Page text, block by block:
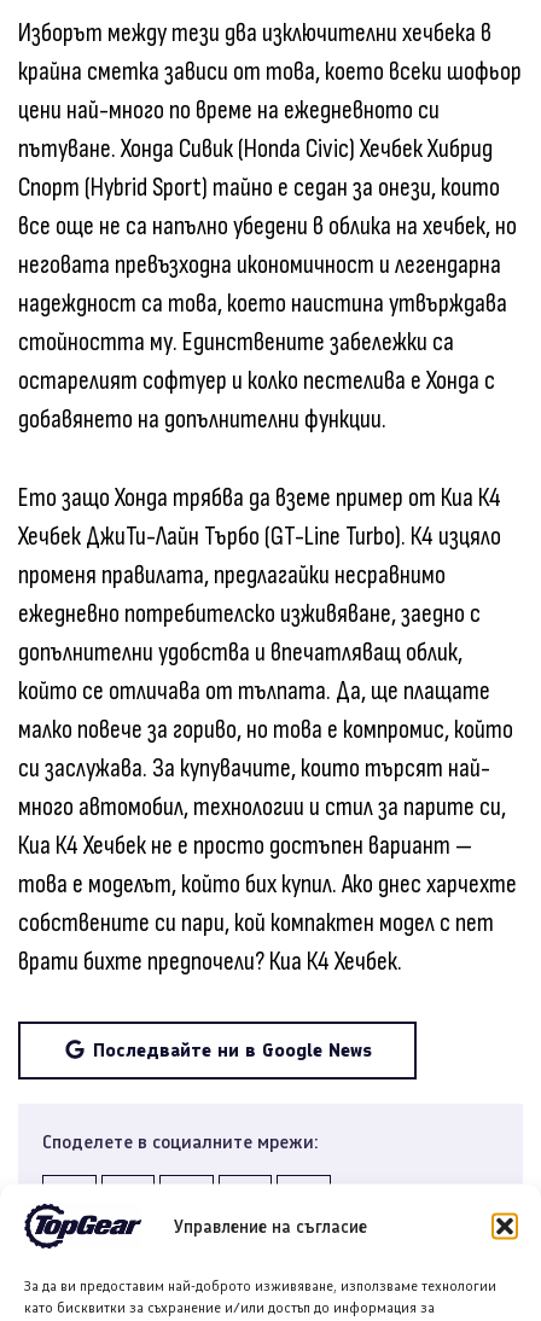
Управление на съгласие
За да ви предоставим най-доброто изживяване, използваме технологии
като бисквитки за съхранение и/или достъп до информация за
Изборът между тези два изключителни хечбека в
крайна сметка зависи от това, което всеки шофьор
цени най-много по време на ежедневното си
пътуване. Хонда Сивик (Honda Civic) Хечбек Хибрид
Спорт (Hybrid Sport) тайно е седан за онези, които
все още не са напълно убедени в облика на хечбек, но
неговата превъзходна икономичност и легендарна
надеждност са това, което наистина утвърждава
стойността му. Единствените забележки са
остарелият софтуер и колко пестелива е Хонда с
добавянето на допълнителни функции.
Ето защо Хонда трябва да вземе пример от Киа К4
Хечбек ДжиТи-Лайн Търбо (GT-Line Turbo). К4 изцяло
променя правилата, предлагайки несравнимо
ежедневно потребителско изживяване, заедно с
допълнителни удобства и впечатляващ облик,
който се отличава от тълпата. Да, ще плащате
малко повече за гориво, но това е компромис, който
си заслужава. За купувачите, които търсят най-
много автомобил, технологии и стил за парите си,
Киа К4 Хечбек не е просто достъпен вариант —
това е моделът, който бих купил. Ако днес харчехте
собствените си пари, кой компактен модел с пет
врати бихте предпочели? Киа К4 Хечбек.
Последвайте ни в Google News
Споделете в социалните мрежи: